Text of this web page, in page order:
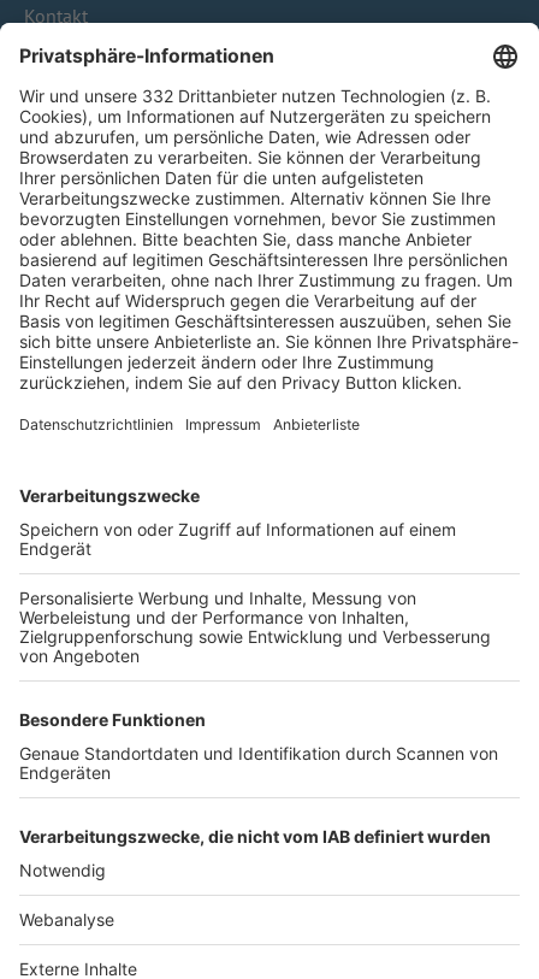
Kontakt
HÄUFIG BESUCHTE SEITEN
Pässe und Vereinswechsel
Trainerausbildung
Schulungsangebot Vereinsmitarbeiter
BFV-Geschäftsstellen
Trainerbörse
Login SpielPlus
FOLGE DEM BFV
TOP-VEREINE
TOP-PARTNER
Nutzungsbedingungen Datenschutz Impressum